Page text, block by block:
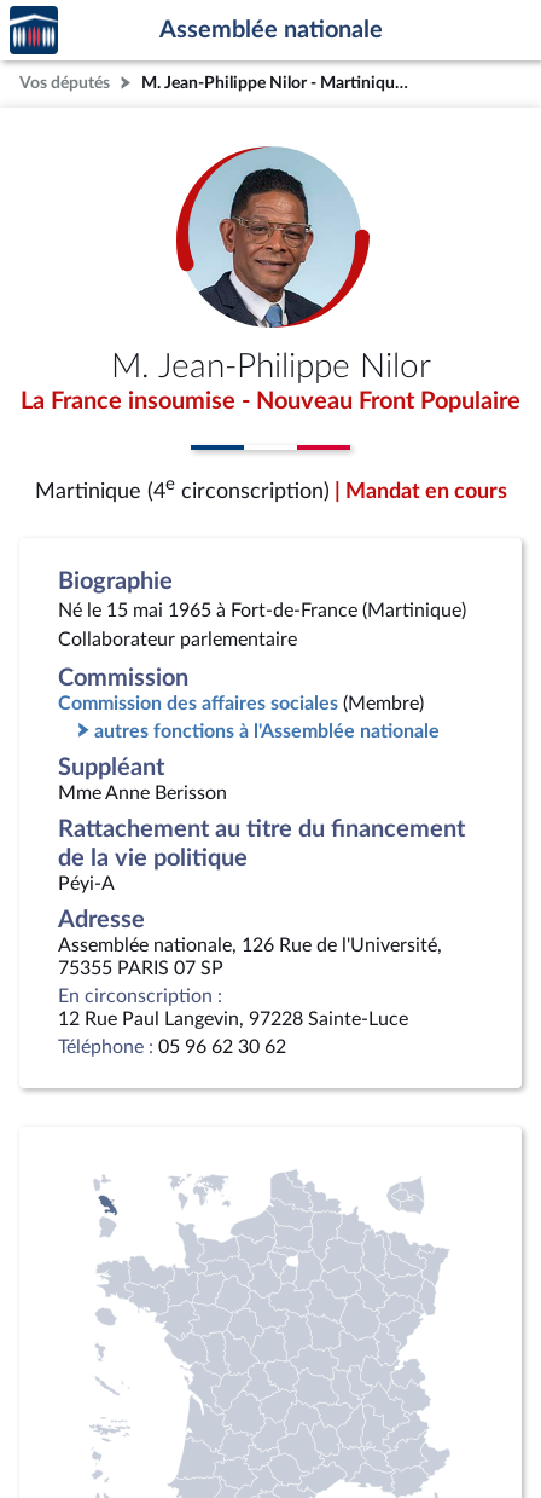
Aller au contenu
Aller en bas de la page
Accèder
à la
page
d'accueil
Assemblée nationale
Vos députés M. Jean-Philippe Nilor - Martinique (4e circonscription)
M. Jean-Philippe Nilor
La France insoumise - Nouveau Front Populaire
Martinique (4ecirconscription) | Mandat en cours
Biographie
Né le 15 mai 1965 à Fort-de-France (Martinique)
Collaborateur parlementaire
Commission
Commission des affaires sociales (Membre)
autres fonctions à l'Assemblée nationale
Suppléant
Mme Anne Berisson
Rattachement au titre du financement
de la vie politique
Péyi-A
Adresse
Assemblée nationale, 126 Rue de l'Université,
75355 PARIS 07 SP
En circonscription :
12 Rue Paul Langevin, 97228 Sainte-Luce
Téléphone : 05 96 62 30 62